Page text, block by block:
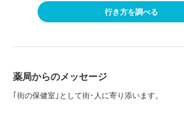
行き方を調べる
薬局からのメッセージ
｢街の保健室｣として街･人に寄り添います。